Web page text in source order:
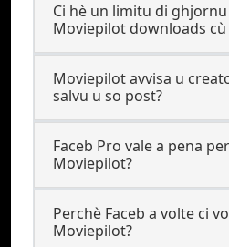
Ci hè un limitu di
Moviepilot downloads cù
Moviepilot avvisa u
salvu u so post?
Faceb Pro vale a pena
Moviepilot?
Perchè Faceb a volte ci
Moviepilot?